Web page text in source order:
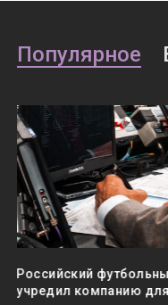
Популярное
Российский
учредил компанию